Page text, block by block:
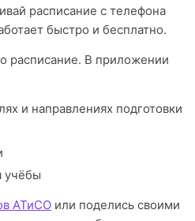
расписание с телефона
быстро и бесплатно.
расписание. В приложении
и направлениях подготовки
учёбы
АТиСО или поделись своими